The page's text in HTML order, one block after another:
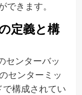
できます。
定義と構
センターバッ
センターミッ
で構成されてい